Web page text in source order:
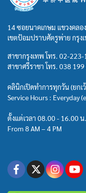
14 ซอยนาคเกษม แขวงคล
เขตป้อมปราบศัตรูพ่าย กรุง
สาขากรุงเทพ โทร. 02-223-
สาขาศรีราชา โทร. 038 199
คลินิกเปิดทำการทุกวัน (ยก
Service Hours : Everyday
ตั้งแต่เวลา 08.00 - 16.00 น.
From 8 AM – 4 PM